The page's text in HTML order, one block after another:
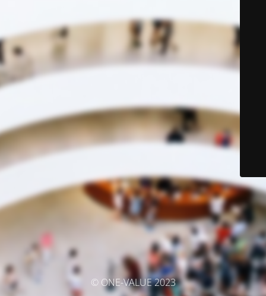
© ONE-VALUE 2023